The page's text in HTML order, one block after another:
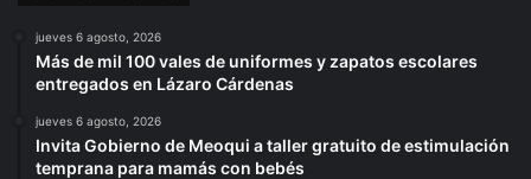
jueves 6 agosto, 2026
Más de mil 100 vales de uniformes y zapatos escolares
entregados en Lázaro Cárdenas
jueves 6 agosto, 2026
Invita Gobierno de Meoqui a taller gratuito de estimulación
temprana para mamás con bebés